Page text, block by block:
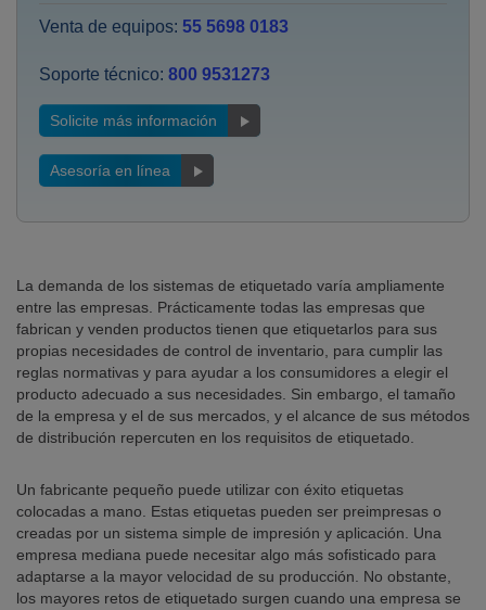
Venta de equipos: 55 5698 0183
Soporte técnico: 800 9531273
Solicite más información
Asesoría en línea
La demanda de los sistemas de etiquetado varía ampliamente
entre las empresas. Prácticamente todas las empresas que
fabrican y venden productos tienen que etiquetarlos para sus
propias necesidades de control de inventario, para cumplir las
reglas normativas y para ayudar a los consumidores a elegir el
producto adecuado a sus necesidades. Sin embargo, el tamaño
de la empresa y el de sus mercados, y el alcance de sus métodos
de distribución repercuten en los requisitos de etiquetado.
Un fabricante pequeño puede utilizar con éxito etiquetas
colocadas a mano. Estas etiquetas pueden ser preimpresas o
creadas por un sistema simple de impresión y aplicación. Una
empresa mediana puede necesitar algo más sofisticado para
adaptarse a la mayor velocidad de su producción. No obstante,
los mayores retos de etiquetado surgen cuando una empresa se